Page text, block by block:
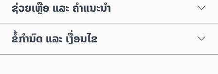
ຊ່ວຍເຫຼືອ ແລະ ຄຳແນະນຳ
ຂໍ້ກຳນົດ ແລະ ເງື່ອນໄຂ